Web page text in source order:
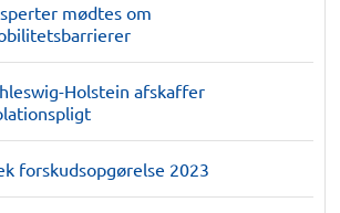
mødtes om
Holstein afskaffer
forskudsopgørelse 2023